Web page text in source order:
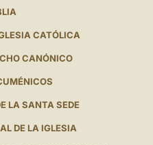
CATÓLICA
CANÓNICO
LA SANTA SEDE
DE LA IGLESIA